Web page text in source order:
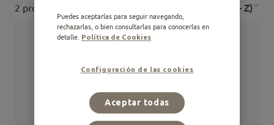
2 productos Nombre (A - Z)
Puedes aceptarlas para seguir navegando,
rechazarlas, o bien consultarlas para conocerlas en
detalle. Política de Cookies
Configuración de las cookies
Aceptar todas